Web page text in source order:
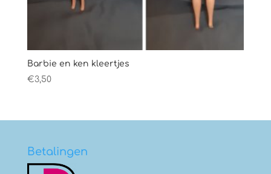
Barbie en ken kleertjes
€3,50
Betalingen